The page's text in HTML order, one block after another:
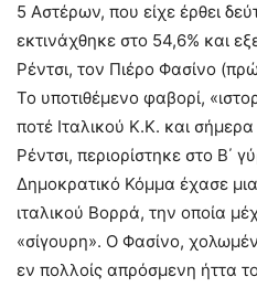
5 Αστέρων, που είχε έρθει
εκτινάχθηκε στο 54,6% και
Ρέντσι, τον Πιέρο Φασίνο
Το υποτιθέμενο φαβορί,
ποτέ Ιταλικού Κ.Κ. και
Ρέντσι, περιορίστηκε στο Β΄
Δημοκρατικό Κόμμα έχασε
ιταλικού Βορρά, την οποία
«σίγουρη». Ο Φασίνο,
εν πολλοίς απρόσμενη ήττα